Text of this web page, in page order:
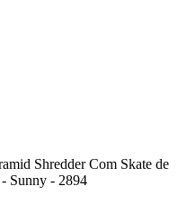
Shredder Com Skate de
Sunny - 2894